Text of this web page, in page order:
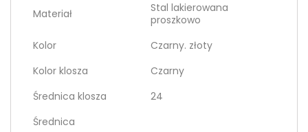
Materiał
Stal lakierowana
proszkowo
Kolor
Czarny. złoty
Kolor klosza
Czarny
Średnica klosza
24
Średnica